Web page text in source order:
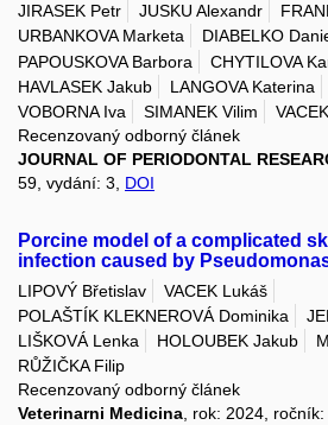
JIRASEK Petr JUSKU Alexandr
URBANKOVA Marketa
DIABELKO
PAPOUSKOVA Barbora
CHYTILOVA
HAVLASEK Jakub
LANGOVA Katerina
VOBORNA Iva
SIMANEK Vilim
Recenzovaný odborný článek
JOURNAL OF PERIODONTAL
59, vydání: 3, DOI
Porcine model of a complicated
infection caused by
LIPOVÝ Břetislav
VACEK Lukáš
POLAŠTÍK KLEKNEROVÁ Dominika
LIŠKOVÁ Lenka
HOLOUBEK Jakub
RŮŽIČKA Filip
Recenzovaný odborný článek
Veterinarni Medicina, rok: 2024,